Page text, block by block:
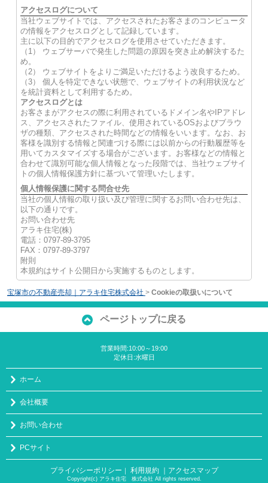
アクセスログについて
当社ウェブサイトでは、アクセスされたお客さまのコンピュータ
の情報をアクセスログとして記録しています。
主に以下の目的でアクセスログを使用させていただきます。
（1） ウェブサーバで発生した問題の原因を突き止め解決するた
め。
（2） ウェブサイトをよりご満足いただけるよう改良するため。
（3） 個人を特定できない状態で、ウェブサイトの利用状況など
を統計資料として利用するため。
アクセスログとは
お客さまがアクセスの際に利用されているドメイン名やIPアドレ
ス、アクセスされたファイル、使用されているOSおよびブラウ
ザの種類、アクセスされた時間などの情報をいいます。なお、お
客様を識別する情報と関連づける際には以前からの行動履歴等を
用いてカスタマイズする場合がございます。お客様などの情報と
合わせて識別可能な個人情報となった段階では、当社ウェブサイ
トの個人情報保護方針に基づいて管理いたします。
個人情報保護に関する問合せ先
当社の個人情報の取り扱い及び管理に関するお問い合わせ先は、
以下の通りです。
お問い合わせ先
アラキ住宅(株)
電話：0797-89-3795
FAX：0797-89-3797
附則
本規約はサイト公開日から実施するものとします。
宝塚市の不動産売却｜アラキ住宅株式会社 > Cookieの取扱いについて
ページトップに戻る
営業時間:10:00～19:00
定休日:水曜日
ホーム
会社概要
お問い合わせ
PCサイト
プライバシーポリシー ｜ 利用規約 ｜アクセスマップ
Copyright(c) アラキ住宅 株式会社 All rights reserved.